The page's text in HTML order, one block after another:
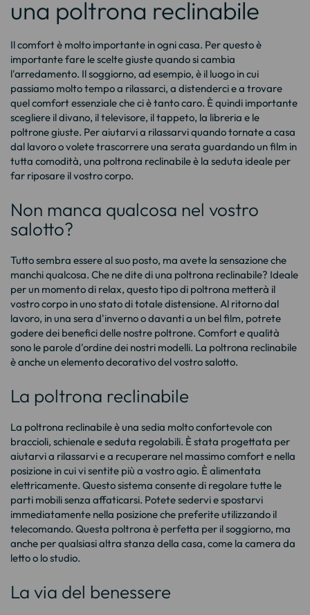
una poltrona reclinabile
Il comfort è molto importante in ogni casa. Per questo è
importante fare le scelte giuste quando si cambia
l'arredamento. Il soggiorno, ad esempio, è il luogo in cui
passiamo molto tempo a rilassarci, a distenderci e a trovare
quel comfort essenziale che ci è tanto caro. È quindi importante
scegliere il divano, il televisore, il tappeto, la libreria e le
poltrone giuste. Per aiutarvi a rilassarvi quando tornate a casa
dal lavoro o volete trascorrere una serata guardando un film in
tutta comodità, una poltrona reclinabile è la seduta ideale per
far riposare il vostro corpo.
Non manca qualcosa nel vostro
salotto?
Tutto sembra essere al suo posto, ma avete la sensazione che
manchi qualcosa. Che ne dite di una poltrona reclinabile? Ideale
per un momento di relax, questo tipo di poltrona metterà il
vostro corpo in uno stato di totale distensione. Al ritorno dal
lavoro, in una sera d'inverno o davanti a un bel film, potrete
godere dei benefici delle nostre poltrone. Comfort e qualità
sono le parole d'ordine dei nostri modelli. La poltrona reclinabile
è anche un elemento decorativo del vostro salotto.
La poltrona reclinabile
La poltrona reclinabile è una sedia molto confortevole con
braccioli, schienale e seduta regolabili. È stata progettata per
aiutarvi a rilassarvi e a recuperare nel massimo comfort e nella
posizione in cui vi sentite più a vostro agio. È alimentata
elettricamente. Questo sistema consente di regolare tutte le
parti mobili senza affaticarsi. Potete sedervi e spostarvi
immediatamente nella posizione che preferite utilizzando il
telecomando. Questa poltrona è perfetta per il soggiorno, ma
anche per qualsiasi altra stanza della casa, come la camera da
letto o lo studio.
La via del benessere